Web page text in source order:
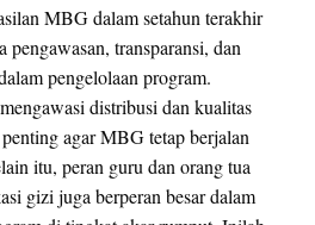
MBG dalam setahun terakhir
pengawasan, transparansi, dan
pengelolaan program.
distribusi dan kualitas
agar MBG tetap berjalan
itu, peran guru dan orang tua
gizi juga berperan besar dalam